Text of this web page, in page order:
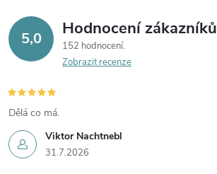
5,0 Hodnocení zákazníků
152 hodnocení
Zobrazit recenze
Viktor Nachtnebl
31.7.2026
Dělá co má.